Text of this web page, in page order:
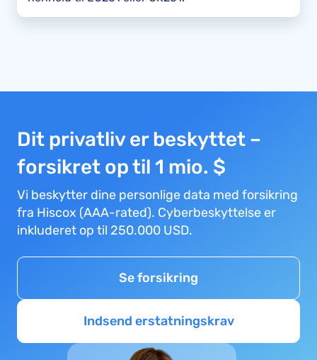
Dit privatliv er beskyttet –
forsikret op til 1 mio. $
Vi beskytter dine personlige data med forsikring
fra Hiscox (AAA-rated). Cyberbeskyttelse er
inkluderet op til 250.000 USD.
Se forsikring
Indsend erstatningskrav